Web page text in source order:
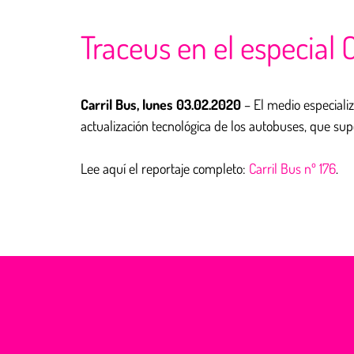
Traceus en el especial
Carril Bus, lunes 03.02.2020 – El medio
actualización tecnológica de los autobuses, que
Lee aquí el reportaje completo: Carril Bus nº 176.